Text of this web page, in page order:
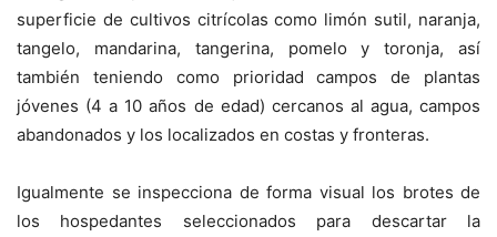
superficie de cultivos citrícolas como limón sutil, naranja,
tangelo, mandarina, tangerina, pomelo y toronja, así
también teniendo como prioridad campos de plantas
jóvenes (4 a 10 años de edad) cercanos al agua, campos
abandonados y los localizados en costas y fronteras.
Igualmente se inspecciona de forma visual los brotes de
los hospedantes seleccionados para descartar la